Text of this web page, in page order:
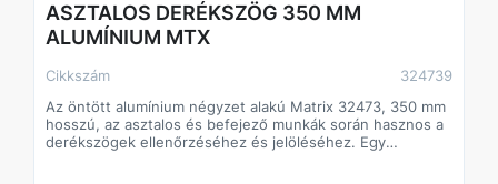
ASZTALOS DERÉKSZÖG 350 MM
ALUMÍNIUM MTX
Cikkszám
324739
Az öntött alumínium négyzet alakú Matrix 32473, 350 mm
hosszú, az asztalos és befejező munkák során hasznos a
derékszögek ellenőrzéséhez és jelöléséhez. Egy